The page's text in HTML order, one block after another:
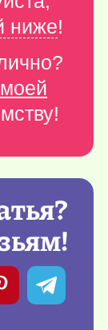
ниже!